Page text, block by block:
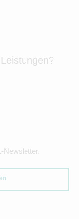
Newsletter.